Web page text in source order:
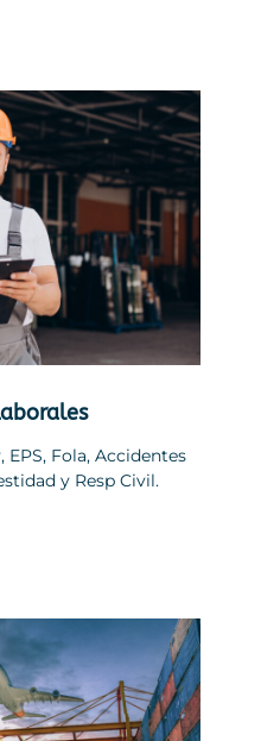
EPS, Fola, Accidentes
y Resp Civil.